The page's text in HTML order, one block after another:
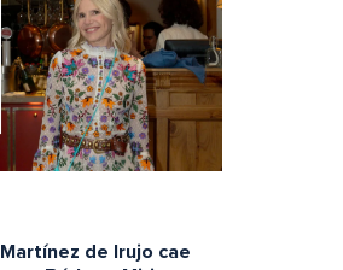
de Irujo cae